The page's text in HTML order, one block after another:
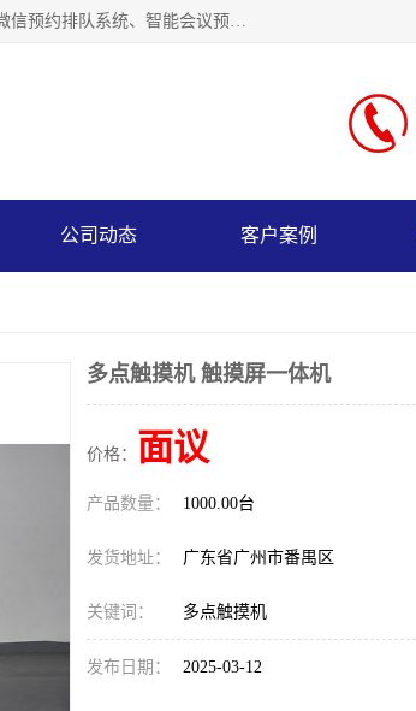
广州如江智能科技有限公司自主研排队叫号系统、工业一体机、叫号机、评价器系统、排队机、微信预约排队系统、智能会议预约系统、自助终端机、自助查询机、LED显示屏、触控一体机、平板会议一体机、教学一体机、室户外液晶广告机等生产以及解决方案，是一家高新技术企业，支持软硬件定制，全国上门安装售后服务。
公司动态 客户案例
多点触摸机 触摸屏一体机
价格： 面议
产品数量： 1000.00台
发货地址： 广东省广州市番禺区
关键词： 多点触摸机
发布日期： 2025-03-12